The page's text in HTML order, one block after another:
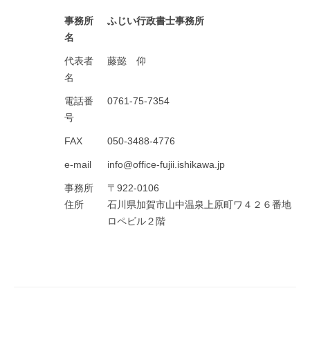
事務所
名
ふじい行政書士事務所
代表者
名
藤懿 仰
電話番
号
0761-75-7354
FAX 050-3488-4776
e-mail info@office-fujii.ishikawa.jp
事務所
住所
〒922-0106
石川県加賀市山中温泉上原町ワ４２６番地
ロペビル２階